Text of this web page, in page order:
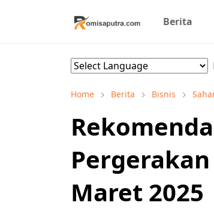
Berita
Home Berita Bisnis
Maret 2025